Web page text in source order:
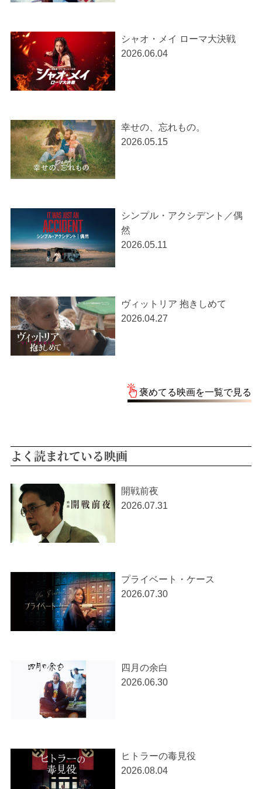
シャオ・メイ ローマ大決戦
2026.06.04
幸せの、忘れもの。
2026.05.15
シンプル・アクシデント／偶
然
2026.05.11
ヴィットリア 抱きしめて
2026.04.27
褒めてる映画を一覧で見る
よく読まれている映画
開戦前夜
2026.07.31
プライベート・ケース
2026.07.30
四月の余白
2026.06.30
ヒトラーの毒見役
2026.08.04